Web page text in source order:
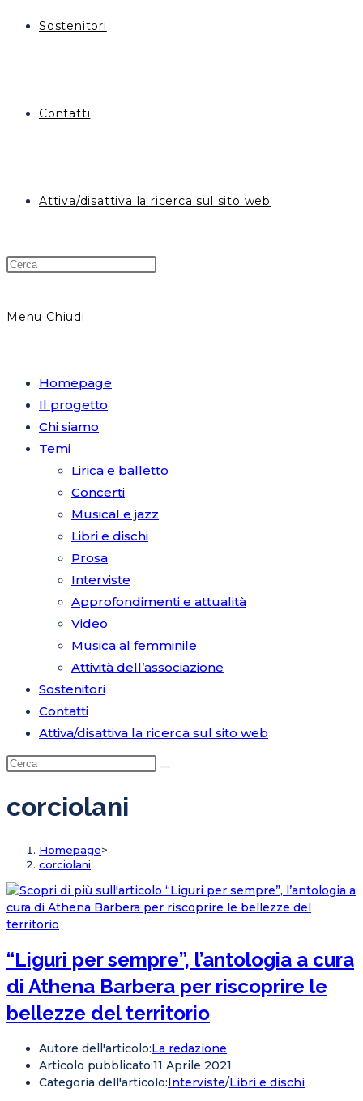
Sostenitori
Contatti
Attiva/disattiva la ricerca sul sito web
Menu Chiudi
Homepage
Il progetto
Chi siamo
Temi
Lirica e balletto
Concerti
Musical e jazz
Libri e dischi
Prosa
Interviste
Approfondimenti e attualità
Video
Musica al femminile
Attività dell’associazione
Sostenitori
Contatti
Attiva/disattiva la ricerca sul sito web
corciolani
Homepage>
corciolani
“Liguri per sempre”, l’antologia a cura
di Athena Barbera per riscoprire le
bellezze del territorio
Autore dell'articolo:La redazione
Articolo pubblicato:11 Aprile 2021
Categoria dell'articolo:Interviste/Libri e dischi